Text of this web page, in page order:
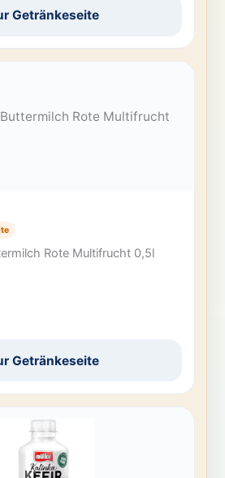
Getränkeseite
Rote Multifrucht 0,5l
Getränkeseite